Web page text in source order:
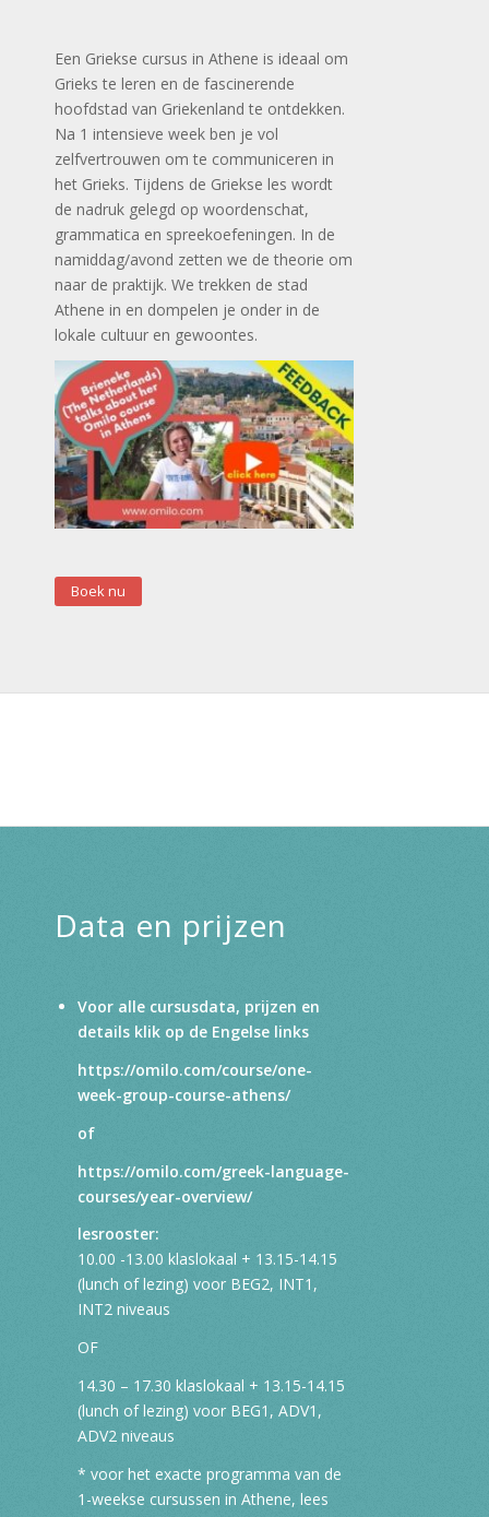
Een Griekse cursus in Athene is ideaal om
Grieks te leren en de fascinerende
hoofdstad van Griekenland te ontdekken.
Na 1 intensieve week ben je vol
zelfvertrouwen om te communiceren in
het Grieks. Tijdens de Griekse les wordt
de nadruk gelegd op woordenschat,
grammatica en spreekoefeningen. In de
namiddag/avond zetten we de theorie om
naar de praktijk. We trekken de stad
Athene in en dompelen je onder in de
lokale cultuur en gewoontes.
Boek nu
Data en prijzen
Voor alle cursusdata, prijzen en
details klik op de Engelse links
https://omilo.com/course/one-
week-group-course-athens/
of
https://omilo.com/greek-language-
courses/year-overview/
lesrooster:
10.00 -13.00 klaslokaal + 13.15-14.15
(lunch of lezing) voor BEG2, INT1,
INT2 niveaus
OF
14.30 – 17.30 klaslokaal + 13.15-14.15
(lunch of lezing) voor BEG1, ADV1,
ADV2 niveaus
* voor het exacte programma van de
1-weekse cursussen in Athene, lees